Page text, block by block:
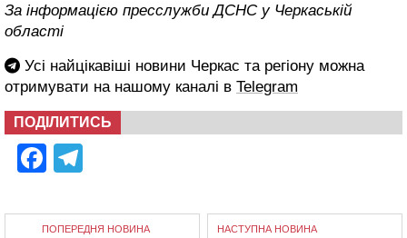
За інформацією пресслужби ДСНС у Черкаській
області
Усі найцікавіші новини Черкас та регіону можна
отримувати на нашому каналі в Telegram
ПОДІЛИТИСЬ
Facebook
ПОПЕРЕДНЯ НОВИНА НАСТУПНА НОВИНА